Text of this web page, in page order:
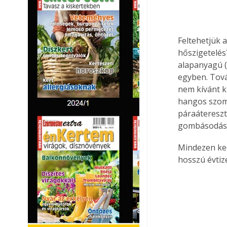
Feltehetjük
alapanyagú
egyben.
nem kívánt
hangos
Mindezen
hosszú